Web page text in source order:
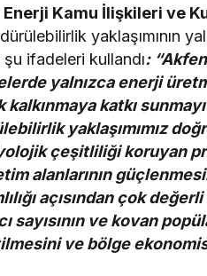
Kamu İlişkileri ve
yaklaşımının
şu ifadeleri kullandı:
yalnızca enerji
katkı
yaklaşımımız
çeşitliliği koruyan
alanlarının
açısından çok
sayısının ve kovan
ve bölge